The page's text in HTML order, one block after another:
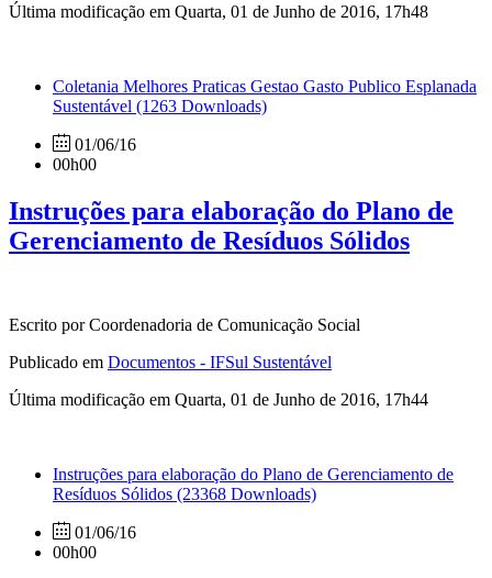
Última modificação em Quarta, 01 de Junho de 2016, 17h48
Coletania Melhores Praticas Gestao Gasto Publico Esplanada
Sustentável (1263 Downloads)
01/06/16
00h00
Instruções para elaboração do Plano de
Gerenciamento de Resíduos Sólidos
Escrito por Coordenadoria de Comunicação Social
Publicado em Documentos - IFSul Sustentável
Última modificação em Quarta, 01 de Junho de 2016, 17h44
Instruções para elaboração do Plano de Gerenciamento de
Resíduos Sólidos (23368 Downloads)
01/06/16
00h00